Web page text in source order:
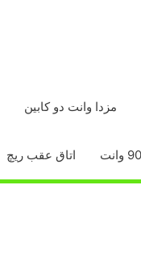
مزدا وانت دو کابین
اتاق عقب ریچ